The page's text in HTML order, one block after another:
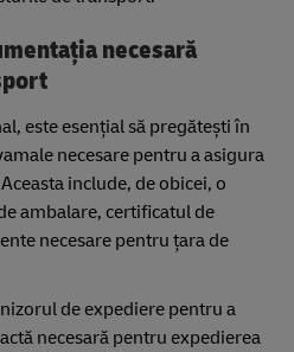
necesară
este esențial să pregătești în
necesare pentru a asigura
include, de obicei, o
ambalare, certificatul de
necesare pentru țara de
de expediere pentru a
necesară pentru expedierea